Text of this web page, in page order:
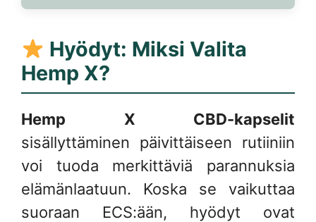
Hyödyt: Miksi Valita
Hemp X?
Hemp X CBD-kapselit
sisällyttäminen päivittäiseen rutiiniin
voi tuoda merkittäviä parannuksia
elämänlaatuun. Koska se vaikuttaa
suoraan ECS:ään, hyödyt ovat